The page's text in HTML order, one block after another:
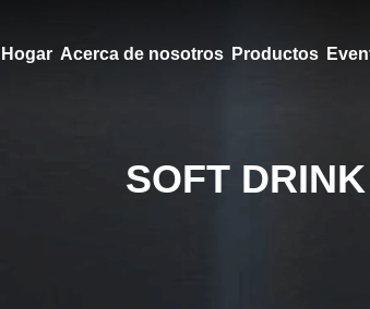
Hogar Acerca de nosotros Productos
SOFT